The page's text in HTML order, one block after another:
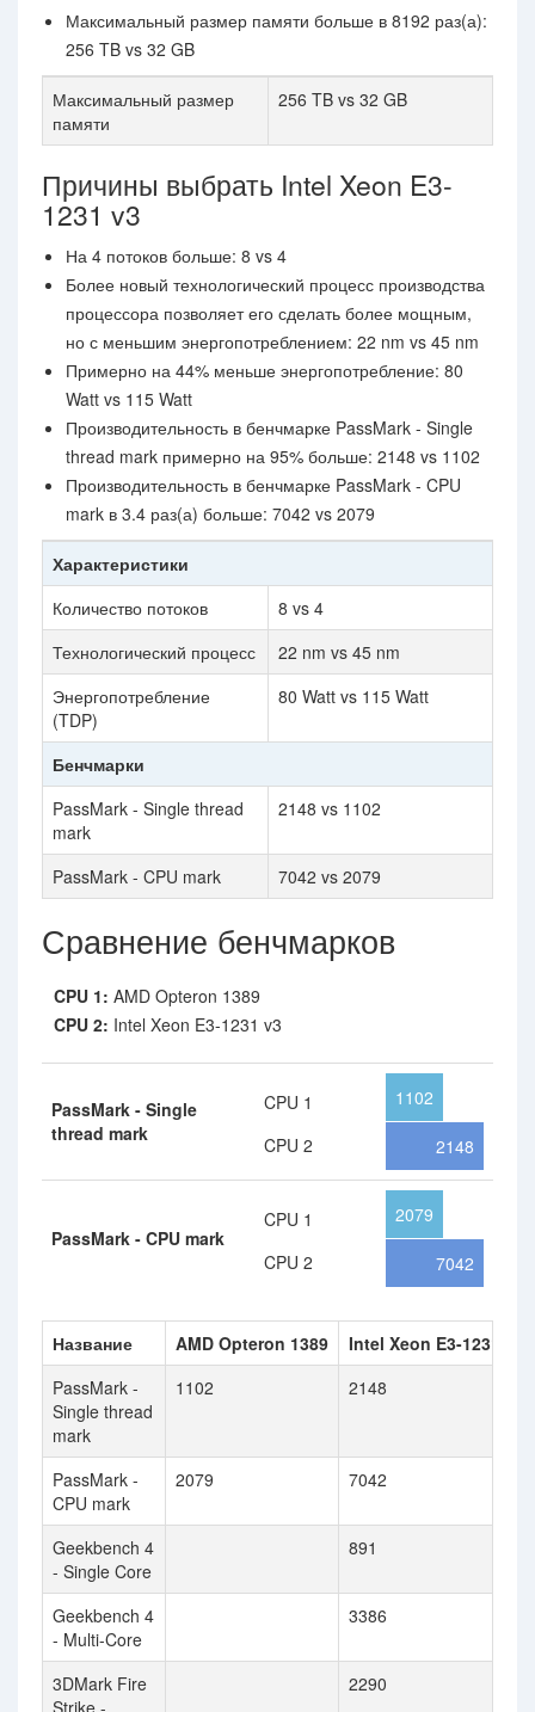
Максимальный размер памяти больше в 8192 раз(а):
256 TB vs 32 GB
Максимальный размер
памяти
256 TB vs 32 GB
Причины выбрать Intel Xeon E3-
1231 v3
На 4 потоков больше: 8 vs 4
Более новый технологический процесс производства
процессора позволяет его сделать более мощным,
но с меньшим энергопотреблением: 22 nm vs 45 nm
Примерно на 44% меньше энергопотребление: 80
Watt vs 115 Watt
Производительность в бенчмарке PassMark - Single
thread mark примерно на 95% больше: 2148 vs 1102
Производительность в бенчмарке PassMark - CPU
mark в 3.4 раз(а) больше: 7042 vs 2079
Характеристики
Количество потоков
8 vs 4
Технологический процесс
22 nm vs 45 nm
Энергопотребление
(TDP)
80 Watt vs 115 Watt
Бенчмарки
PassMark - Single thread
mark
2148 vs 1102
PassMark - CPU mark 7042 vs 2079
Сравнение бенчмарков
CPU 1: AMD Opteron 1389
CPU 2: Intel Xeon E3-1231 v3
PassMark - Single
thread mark
CPU 1
CPU 2
1102
2148
PassMark - CPU mark
CPU 1
CPU 2
2079
7042
Название AMD Opteron 1389
Intel Xeon E3-1231 v3
PassMark -
Single thread
mark
1102 2148
PassMark -
CPU mark
2079 7042
Geekbench 4
- Single Core
891
Geekbench 4
- Multi-Core
3386
3DMark Fire
Strike -
2290